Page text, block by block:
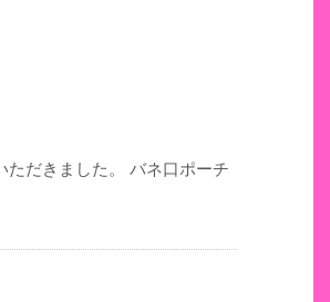
だきました。 バネ口ポーチ